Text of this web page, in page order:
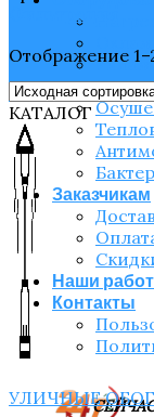
Заказчикам
Наши
Контакты
Фильтрация
Отображение
КАТАЛОГ
УЛИЧНЫЕ